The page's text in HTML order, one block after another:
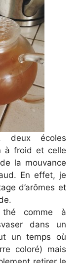
deux écoles
à froid et celle
la mouvance
En effet, je
d’arômes et
comme à
dans un
un temps où
coloré) mais